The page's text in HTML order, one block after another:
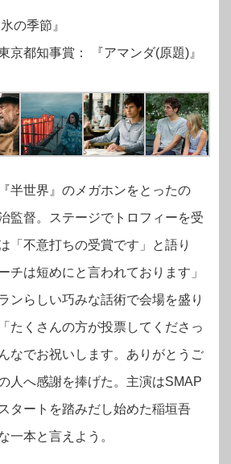
の季節』
京都知事賞： 『アマンダ(原題)』
半世界』のメガホンをとったの
監督。ステージでトロフィーを受
「不意打ちの受賞です」と語り
チは短めにと言われております」
ンらしい巧みな話術で会場を盛り
たくさんの方が投票してくださっ
なでお祝いします。ありがとうご
人へ感謝を捧げた。主演はSMAP
タートを踏みだし始めた稲垣吾
一本と言えよう。